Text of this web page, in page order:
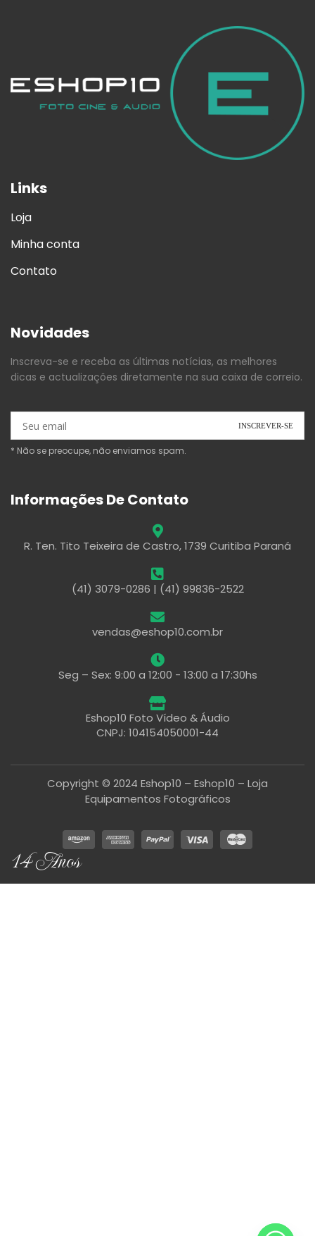
Links
Loja
Minha conta
Contato
Novidades
Inscreva-se e receba as últimas notícias, as melhores
dicas e actualizações diretamente na sua caixa de correio.
* Não se preocupe, não enviamos spam.
Informações De Contato
R. Ten. Tito Teixeira de Castro, 1739 Curitiba Paraná
(41) 3079-0286 | (41) 99836-2522
vendas@eshop10.com.br
Seg – Sex: 9:00 a 12:00 - 13:00 a 17:30hs
Eshop10 Foto Vídeo & Áudio
CNPJ: 104154050001-44
Copyright © 2024 Eshop10 – Eshop10 – Loja
Equipamentos Fotográficos
14 Anos